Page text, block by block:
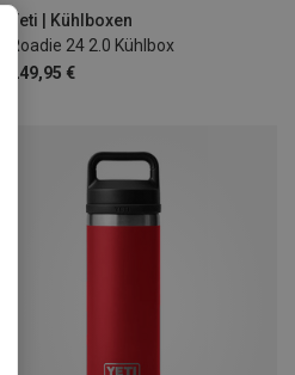
Yeti | Kühlboxen
Roadie 24 2.0 Kühlbox
249,95 €